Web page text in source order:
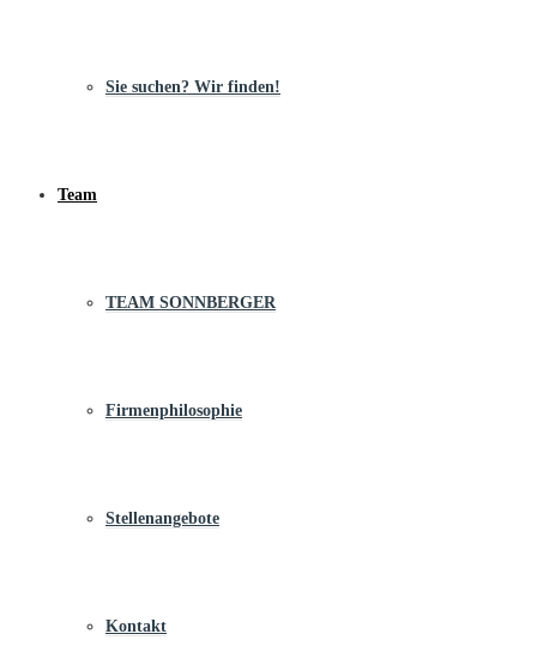
Sie suchen? Wir finden!
Team
TEAM SONNBERGER
Firmenphilosophie
Stellenangebote
Kontakt